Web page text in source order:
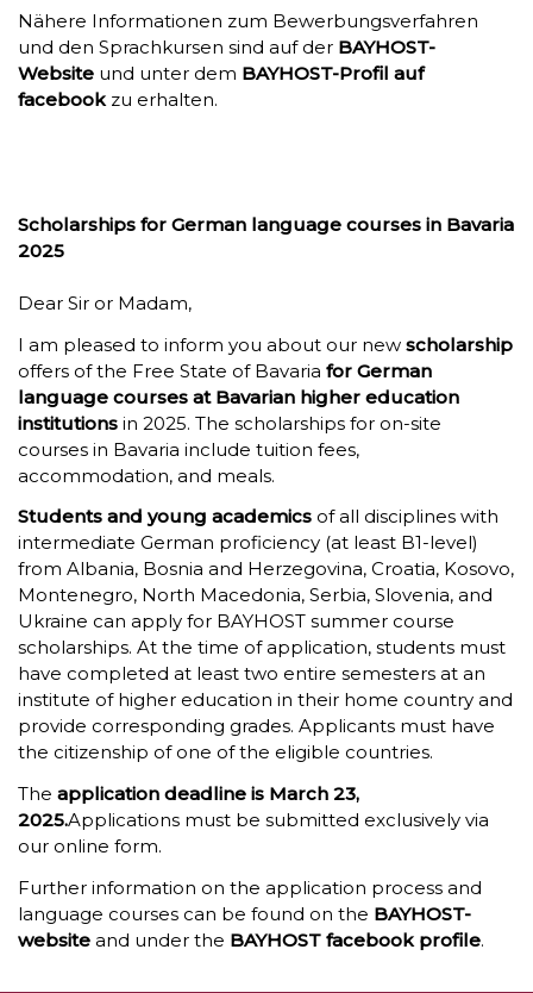
Nähere Informationen zum Bewerbungsverfahren
und den Sprachkursen sind auf der BAYHOST-
Website und unter dem BAYHOST-Profil auf
facebookzu erhalten.
Scholarships for German language courses in Bavaria
2025
Dear Sir or Madam,
I am pleased to inform you about our new scholarship
offers of the Free State of Bavaria for German
language courses at Bavarian higher education
institutions in 2025. The scholarships for on-site
courses in Bavaria include tuition fees,
accommodation, and meals.
Students and young academics of all disciplines with
intermediate German proficiency (at least B1-level)
from Albania, Bosnia and Herzegovina, Croatia, Kosovo,
Montenegro, North Macedonia, Serbia, Slovenia, and
Ukraine can apply for BAYHOST summer course
scholarships. At the time of application, students must
have completed at least two entire semesters at an
institute of higher education in their home country and
provide corresponding grades. Applicants must have
the citizenship of one of the eligible countries.
The application deadline is March 23,
2025.Applications must be submitted exclusively via
our online form.
Further information on the application process and
language courses can be found on the BAYHOST-
website and under the BAYHOST facebook profile.